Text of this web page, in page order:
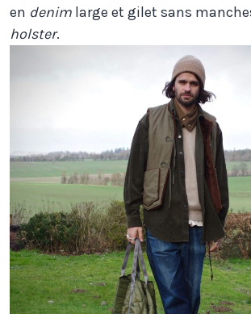
en denim large et gilet sans
holster.